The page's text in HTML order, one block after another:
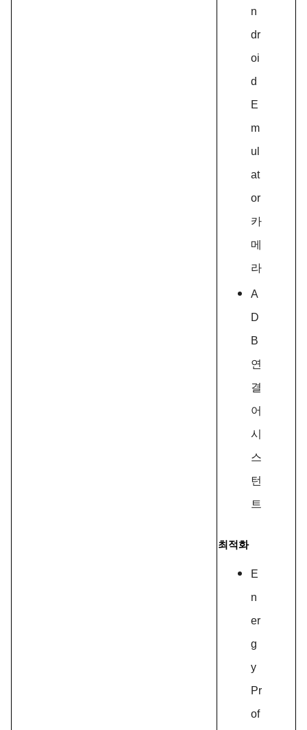
n
dr
oi
d
E
m
ul
at
or
카
메
라
A
D
B
연
결
어
시
스
턴
트
최적화
E
n
er
g
y
Pr
of